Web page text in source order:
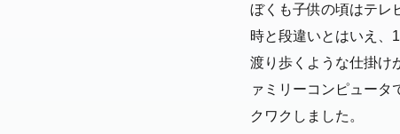
ぼくも子供の頃はテレ
時と段違いとはいえ、
渡り歩くような仕掛け
ァミリーコンピュータ
クワクしました。